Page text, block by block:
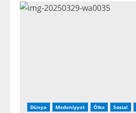
dünyası
QHT-
Dünya Mədəniyyət Ölkə Sosial